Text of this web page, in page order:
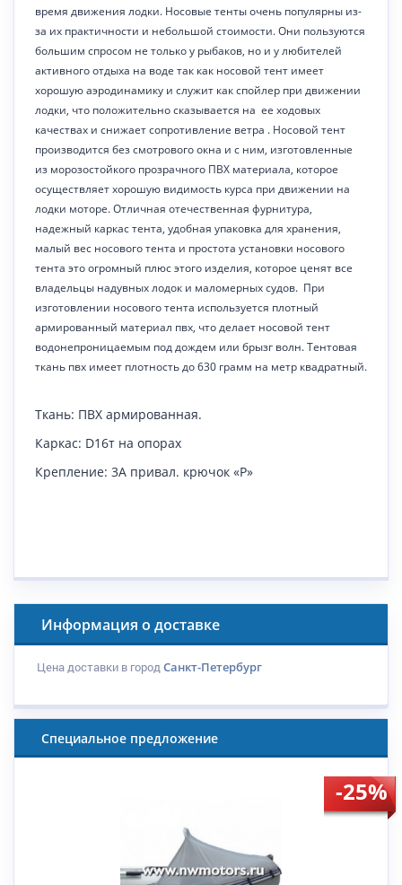
время движения лодки. Носовые тенты очень популярны из-
за их практичности и небольшой стоимости. Они пользуются
большим спросом не только у рыбаков, но и у любителей
активного отдыха на воде так как носовой тент имеет
хорошую аэродинамику и служит как спойлер при движении
лодки, что положительно сказывается на ее ходовых
качествах и снижает сопротивление ветра . Носовой тент
производится без смотрового окна и с ним, изготовленные
из морозостойкого прозрачного ПВХ материала, которое
осуществляет хорошую видимость курса при движении на
лодки моторе. Отличная отечественная фурнитура,
надежный каркас тента, удобная упаковка для хранения,
малый вес носового тента и простота установки носового
тента это огромный плюс этого изделия, которое ценят все
владельцы надувных лодок и маломерных судов. При
изготовлении носового тента используется плотный
армированный материал пвх, что делает носовой тент
водонепроницаемым под дождем или брызг волн. Тентовая
ткань пвх имеет плотность до 630 грамм на метр квадратный.
Ткань: ПВХ армированная.
Каркас: D16т на опорах
Крепление: 3А привал. крючок «Р»
Информация о доставке
Цена доставки в город Санкт-Петербург
Специальное предложение
-25%